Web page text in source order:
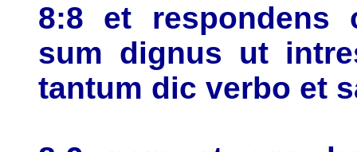
8:8 et respondens
sum dignus ut
tantum dic verbo et